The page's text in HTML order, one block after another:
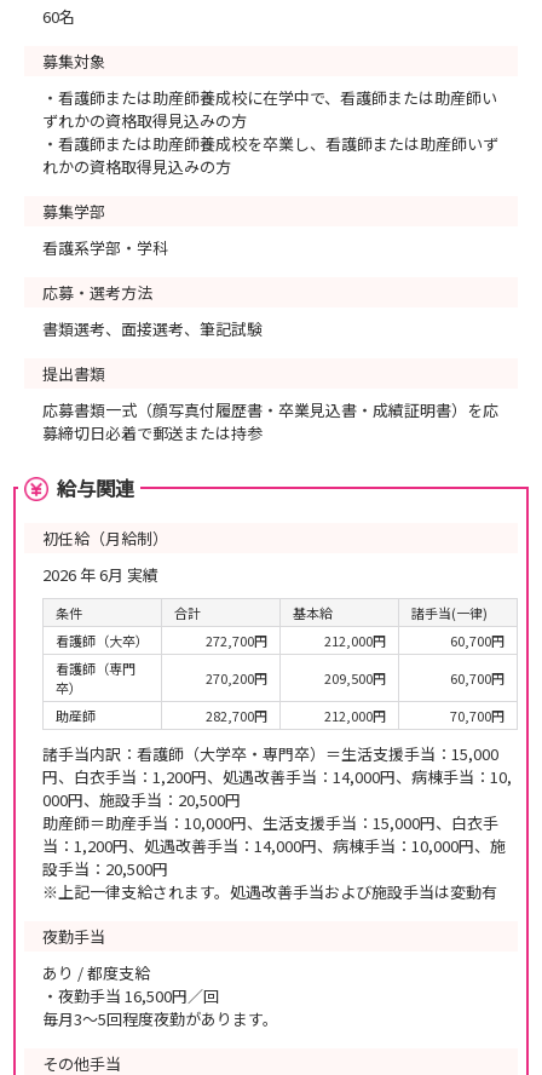
60名
募集対象
・看護師または助産師養成校に在学中で、看護師または助産師い
ずれかの資格取得見込みの方
・看護師または助産師養成校を卒業し、看護師または助産師いず
れかの資格取得見込みの方
募集学部
看護系学部・学科
応募・選考方法
書類選考、面接選考、筆記試験
提出書類
応募書類一式（顔写真付履歴書・卒業見込書・成績証明書）を応
募締切日必着で郵送または持参
給与関連
初任給（月給制）
2026 年 6月 実績
条件 合計 基本給
諸手当(一律)
看護師（大卒）
272,700円 212,000円
60,700円
看護師（専門
卒）
270,200円 209,500円
60,700円
助産師
282,700円 212,000円 70,700円
諸手当内訳：看護師（大学卒・専門卒）＝生活支援手当：15,000
円、白衣手当：1,200円、処遇改善手当：14,000円、病棟手当：10,
000円、施設手当：20,500円
助産師＝助産手当：10,000円、生活支援手当：15,000円、白衣手
当：1,200円、処遇改善手当：14,000円、病棟手当：10,000円、施
設手当：20,500円
※上記一律支給されます。処遇改善手当および施設手当は変動有
夜勤手当
あり / 都度支給
・夜勤手当 16,500円／回
毎月3～5回程度夜勤があります。
その他手当